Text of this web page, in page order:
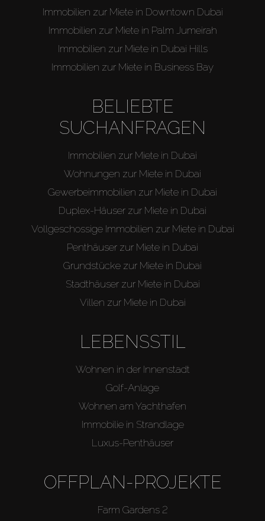
Immobilien zur Miete in Downtown Dubai
Immobilien zur Miete in Palm Jumeirah
Immobilien zur Miete in Dubai Hills
Immobilien zur Miete in Business Bay
BELIEBTE
SUCHANFRAGEN
Immobilien zur Miete in Dubai
Wohnungen zur Miete in Dubai
Gewerbeimmobilien zur Miete in Dubai
Duplex-Häuser zur Miete in Dubai
Vollgeschossige Immobilien zur Miete in Dubai
Penthäuser zur Miete in Dubai
Grundstücke zur Miete in Dubai
Stadthäuser zur Miete in Dubai
Villen zur Miete in Dubai
LEBENSSTIL
Wohnen in der Innenstadt
Golf-Anlage
Wohnen am Yachthafen
Immobilie in Strandlage
Luxus-Penthäuser
OFFPLAN-PROJEKTE
Farm Gardens 2